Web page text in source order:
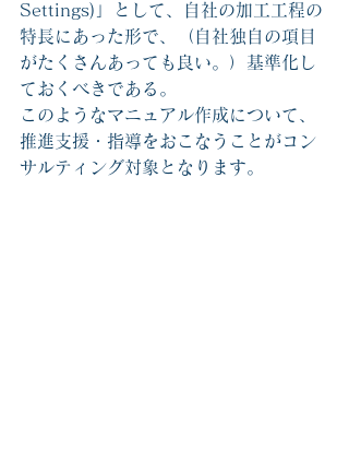
Settings)」として、自社の加工工程の
特長にあった形で、（自社独自の項目
がたくさんあっても良い。）基準化し
ておくべきである。
このようなマニュアル作成について、
推進支援・指導をおこなうことがコン
サルティング対象となります。